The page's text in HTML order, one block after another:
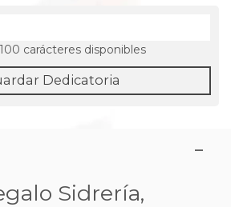
carácteres disponibles
Dedicatoria
Sidrería,